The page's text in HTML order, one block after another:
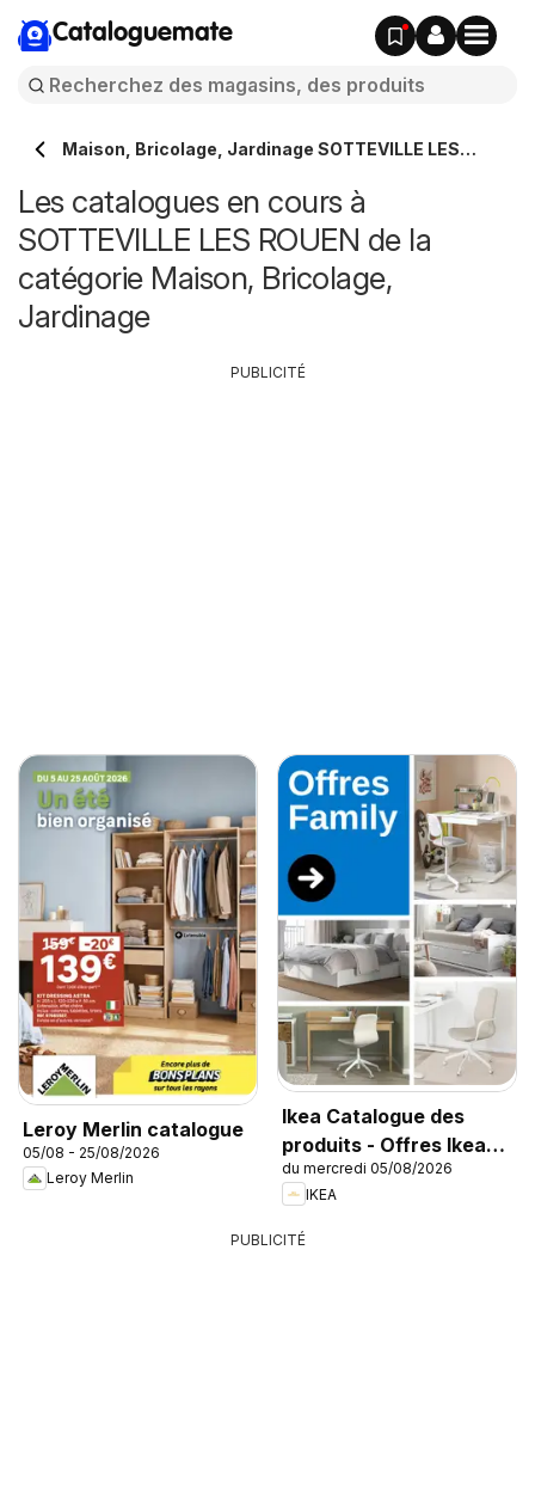
Cataloguemate
Maison, Bricolage, Jardinage SOTTEVILLE LES
Les catalogues en cours à
SOTTEVILLE LES ROUEN de la
catégorie Maison, Bricolage,
Jardinage
Leroy Merlin catalogue
05/08 - 25/08/2026
Leroy Merlin
Ikea Catalogue des
produits - Offres Ikea
Family
du mercredi 05/08/2026
IKEA
PUBLICITÉ
PUBLICITÉ